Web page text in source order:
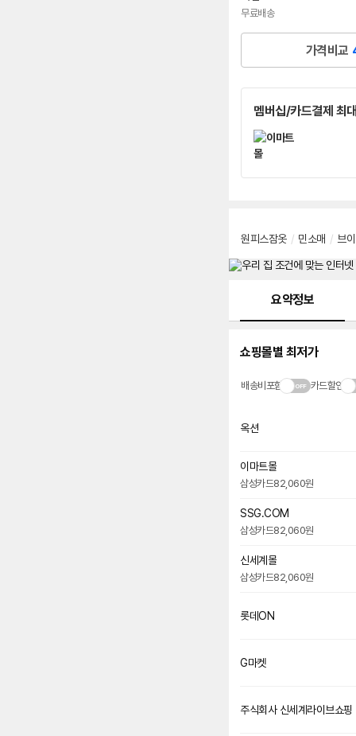
무료배송
가격비교
멤버십/카드결제 최
원피스잠옷 / 민소매 / 브
요약정보
쇼핑몰별 최저가
배송비포함 카드할인
옥션
이마트몰
삼성카드82,060원
SSG.COM
삼성카드82,060원
신세계몰
삼성카드82,060원
롯데ON
G마켓
주식회사 신세계라이브쇼핑